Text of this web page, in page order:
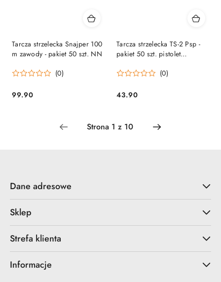
Tarcza strzelecka Snajper 100
m zawody - pakiet 50 szt. NN
(0)
Cena:
99.90
Tarcza strzelecka TS-2 Psp -
pakiet 50 szt. pistolet
(0)
Cena:
43.90
Dane adresowe
Sklep
Strefa klienta
Informacje